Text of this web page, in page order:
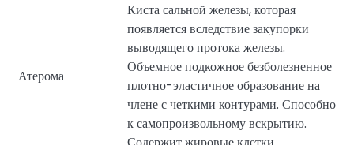
Атерома
Киста сальной железы, которая
появляется вследствие закупорки
выводящего протока железы.
Объемное подкожное безболезненное
плотно-эластичное образование на
члене с четкими контурами. Способно
к самопроизвольному вскрытию.